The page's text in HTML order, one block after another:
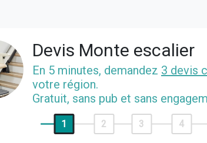
Devis Monte escalier
En 5 minutes, demandez 3 devis
votre région.
Gratuit, sans pub et sans
1 2 3 4